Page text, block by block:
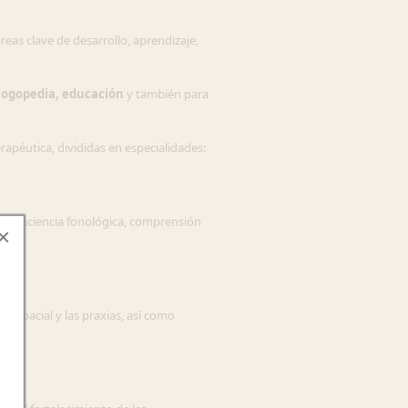
clave de desarrollo, aprendizaje,
educación y también para
divididas en especialidades:
conciencia fonológica, comprensión
y las praxias, así como